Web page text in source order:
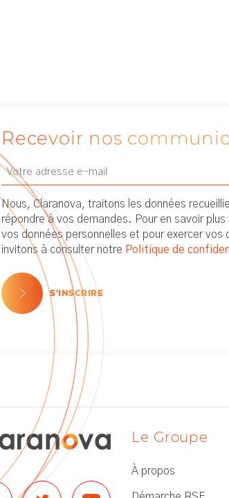
Recevoir nos
Email
Newsletter
(Nécessaire)
Nous, Claranova, traitons les données
répondre à vos demandes. Pour en savoir plus
vos données personnelles et pour exercer vos
invitons à consulter notre Politique de
S'INSCRIRE
Le Groupe
À propos